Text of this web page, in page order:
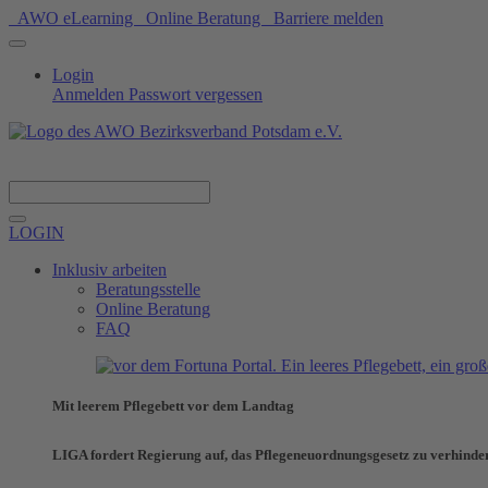
AWO eLearning Online Beratung Barriere melden
Login
Anmelden Passwort vergessen
LOGIN
Inklusiv arbeiten
Beratungsstelle
Online Beratung
FAQ
Mit leerem Pflegebett vor dem Landtag
LIGA fordert Regierung auf, das Pflegeneuordnungsgesetz zu